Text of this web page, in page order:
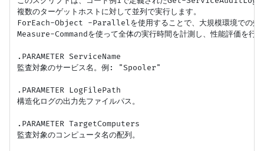
複数のターゲットホストに対して並列で実行します。
ForEach-Object -Parallelを使用することで、大規模環境での効率
Measure-Commandを使って全体の実行時間を計測し、性能評価を行
.PARAMETER ServiceName
監査対象のサービス名。例: "Spooler"
.PARAMETER LogFilePath
構造化ログの出力先ファイルパス。
.PARAMETER TargetComputers
監査対象のコンピュータ名の配列。